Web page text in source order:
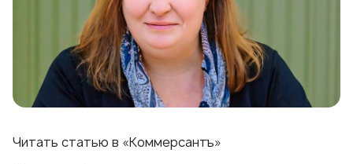
Читать статью в «Коммерсантъ»